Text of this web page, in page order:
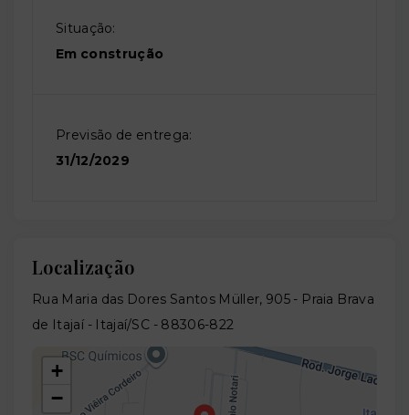
Situação:
Em construção
Previsão de entrega:
31/12/2029
Localização
Rua Maria das Dores Santos Müller, 905 - Praia Brava
de Itajaí - Itajaí/SC - 88306-822
+
−